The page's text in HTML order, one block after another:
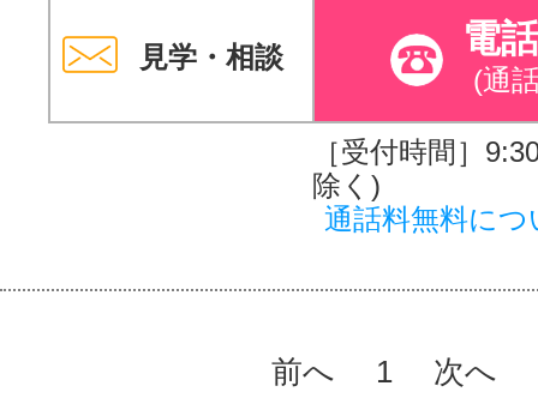
見学・相談 電
(通
［受付時間］
除く)
通話料無料につ
前へ 1 次へ